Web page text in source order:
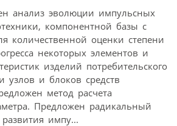
анализ эволюции импульсных
компонентной базы с
количественной оценки степени
некоторых элементов и
изделий потребительского
узлов и блоков средств
метод расчета
Предложен радикальный
импу...